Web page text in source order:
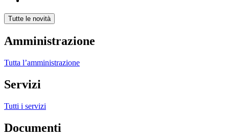
Tutte le novità
Amministrazione
Tutta l’amministrazione
Servizi
Tutti i servizi
Documenti